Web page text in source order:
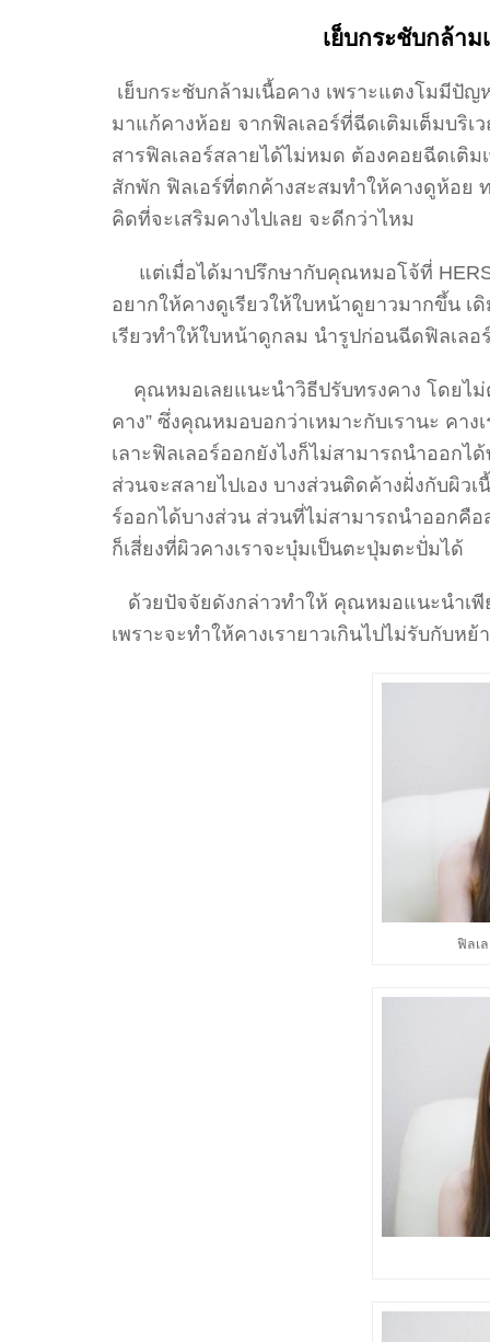
เย็บกระชับกล้า
เย็บกระชับกล้ามเนื้อคาง เพราะแตงโมมีปั
มาแก้คางห้อย จากฟิลเลอร์ที่ฉีดเติมเต็มบริ
สารฟิลเลอร์สลายได้ไม่หมด ต้องคอยฉีดเติ
สักพัก ฟิลเอร์ที่ตกค้างสะสมทำให้คางดูห้อย
คิดที่จะเสริมคางไปเลย จะดีกว่าไหม
แต่เมื่อได้มาปรึกษากับคุณหมอโจ้ที่
อยากให้คางดูเรียวให้ใบหน้าดูยาวมากขึ้น
เรียวทำให้ใบหน้าดูกลม นำรูปก่อนฉีดฟิลเล
คุณหมอเลยแนะนำวิธีปรับทรงคาง โดยไม่
คาง” ซึ่งคุณหมอบอกว่าเหมาะกับเรานะ คา
เลาะฟิลเลอร์ออกยังไงก็ไม่สามารถนำออกไ
ส่วนจะสลายไปเอง บางส่วนติดค้างฝั่งกับผิว
ร์ออกได้บางส่วน ส่วนที่ไม่สามารถนำออกคื
ก็เสี่ยงที่ผิวคางเราจะบุ๋มเป็นตะปุ่มตะปั่มได้
ด้วยปัจจัยดังกล่าวทำให้ คุณหมอแนะนำเพี
เพราะจะทำให้คางเรายาวเกินไปไม่รับกับห
ฟิลเ